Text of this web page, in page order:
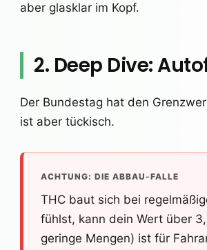
aber glasklar im Kopf.
2. Deep Dive:
Der Bundestag hat den
ist aber tückisch.
ACHTUNG: DIE ABBAU-FALLE
THC baut sich bei
fühlst, kann dein Wert über
geringe Mengen) ist für